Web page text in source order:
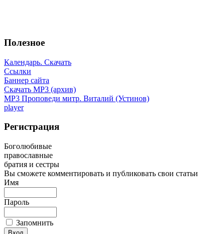
Полезное
Календарь. Скачать
Ссылки
Баннер сайта
Скачать MP3 (архив)
MP3 Проповеди митр. Виталий (Устинов)
player
Регистрация
Боголюбивые
православные
братия и сестры
Вы сможете комментировать и публиковать свои статьи
Имя
Пароль
Запомнить